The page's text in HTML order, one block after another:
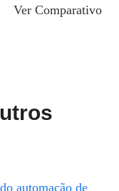
Ver Comparativo